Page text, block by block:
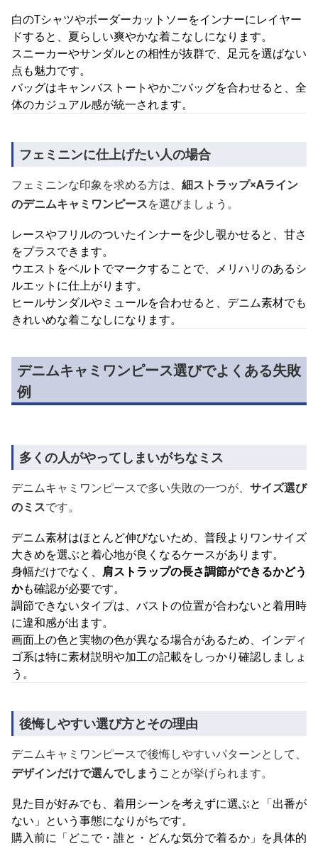
白のTシャツやボーダーカットソーをインナーにレイヤー
ドすると、夏らしい爽やかな着こなしになります。
スニーカーやサンダルとの相性が抜群で、足元を選ばない
点も魅力です。
バッグはキャンバストートやかごバッグを合わせると、全
体のカジュアル感が統一されます。
フェミニンに仕上げたい人の場合
フェミニンな印象を求める方は、 細ストラップ×Aライン
のデニムキャミワンピースを選びましょう。
レースやフリルのついたインナーを少し覗かせると、甘さ
をプラスできます。
ウエストをベルトでマークすることで、メリハリのあるシ
ルエットに仕上がります。
ヒールサンダルやミュールを合わせると、デニム素材でも
きれいめな着こなしになります。
デニムキャミワンピース選びでよくある失敗
例
多くの人がやってしまいがちなミス
デニムキャミワンピースで多い失敗の一つが、 サイズ選び
のミスです。
デニム素材はほとんど伸びないため、普段よりワンサイズ
大きめを選ぶと着心地が良くなるケースがあります。
身幅だけでなく、 肩ストラップの長さ調節ができるかどう
かも確認が必要です。
調節できないタイプは、バストの位置が合わないと着用時
に違和感が出ます。
画面上の色と実物の色が異なる場合があるため、インディ
ゴ系は特に素材説明や加工の記載をしっかり確認しましょ
う。
後悔しやすい選び方とその理由
デニムキャミワンピースで後悔しやすいパターンとして、
デザインだけで選んでしまう ことが挙げられます。
見た目が好みでも、着用シーンを考えずに選ぶと「出番が
ない」という事態になりがちです。
購入前に「どこで・誰と・どんな気分で着るか」を具体的